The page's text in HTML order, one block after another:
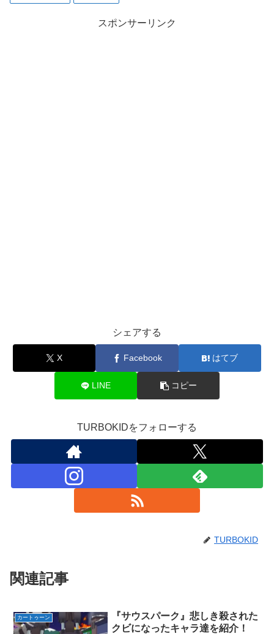
スポンサーリンク
シェアする
X Facebook はてブ
LINE コピー
TURBOKIDをフォローする
TURBOKID
関連記事
カートゥーン
『サウスパーク』悲しき殺された
クビになったキャラ達を紹介！